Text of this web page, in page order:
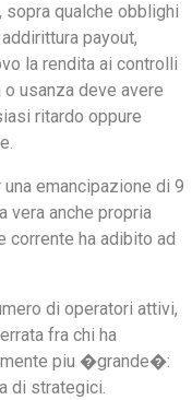
qualche obblighi
payout,
la rendita ai controlli
usanza deve avere
ritardo oppure
emancipazione di 9
vera anche propria
corrente ha adibito ad
di operatori attivi,
fra chi ha
piu �grande�:
di strategici.